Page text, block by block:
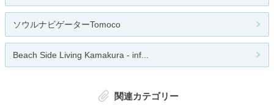
ソウルナビゲーターTomoco
Beach Side Living Kamakura - inf...
関連カテゴリー